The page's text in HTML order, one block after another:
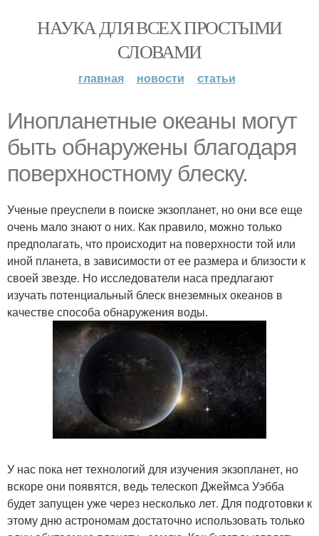
НАУКА ДЛЯ ВСЕХ ПРОСТЫМИ
СЛОВАМИ
главная новости статьи
Инопланетные океаны могут
быть обнаружены благодаря
поверхностному блеску.
Ученые преуспели в поиске экзопланет, но они все еще
очень мало знают о них. Как правило, можно только
предполагать, что происходит на поверхности той или
иной планета, в зависимости от ее размера и близости к
своей звезде. Но исследователи наса предлагают
изучать потенциальный блеск внеземных океанов в
качестве способа обнаружения воды.
У нас пока нет технологий для изучения экзопланет, но
вскоре они появятся, ведь телескоп Джеймса Уэбба
будет запущен уже через несколько лет. Для подготовки к
этому дню астрономам достаточно использовать только